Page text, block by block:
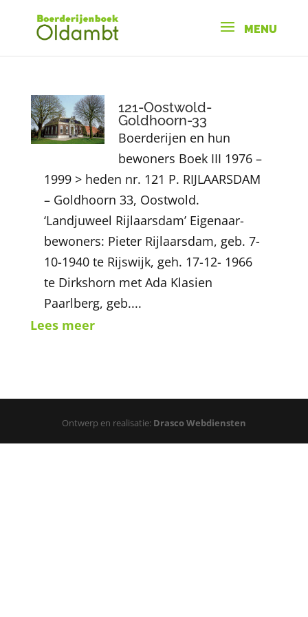
121-Oostwold-
Goldhoorn-33
Boerderijen en hun
bewoners Boek III 1976 –
1999 > heden nr. 121 P. RIJLAARSDAM
– Goldhoorn 33, Oostwold.
‘Landjuweel Rijlaarsdam’ Eigenaar-
bewoners: Pieter Rijlaarsdam, geb. 7-
10-1940 te Rijswijk, geh. 17-12- 1966
te Dirkshorn met Ada Klasien
Paarlberg, geb....
Lees meer
Ontwerp en realisatie: Drasco Webdiensten